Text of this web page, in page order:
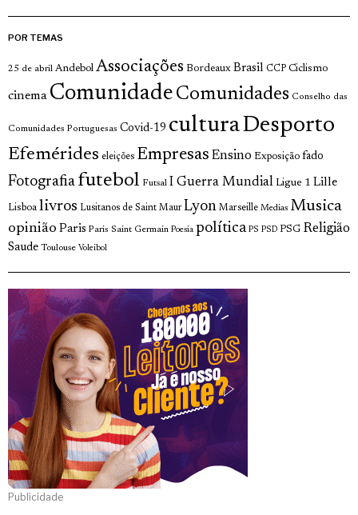
POR TEMAS
25 de abril Andebol Associações Bordeaux Brasil CCP Ciclismo
cinema Comunidade Comunidades Conselho das
Comunidades Portuguesas Covid-19 culturaDesporto
Efemérides eleições Empresas Ensino Exposição fado
Fotografia futebol Futsal I Guerra Mundial Ligue 1 Lille
Lisboa livros Lusitanos de Saint Maur Lyon Marseille Medias Musica
opinião Paris Paris Saint Germain Poesia política PS PSD PSG Religião
Saude Toulouse Voleibol
Publicidade